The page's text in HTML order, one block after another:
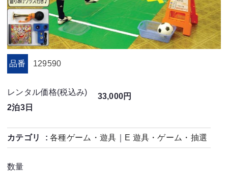
品番 129590
レンタル価格(税込み)
2泊3日
33,000円
カテゴリ 各種ゲーム・遊具 E 遊具・ゲーム・抽選
数量